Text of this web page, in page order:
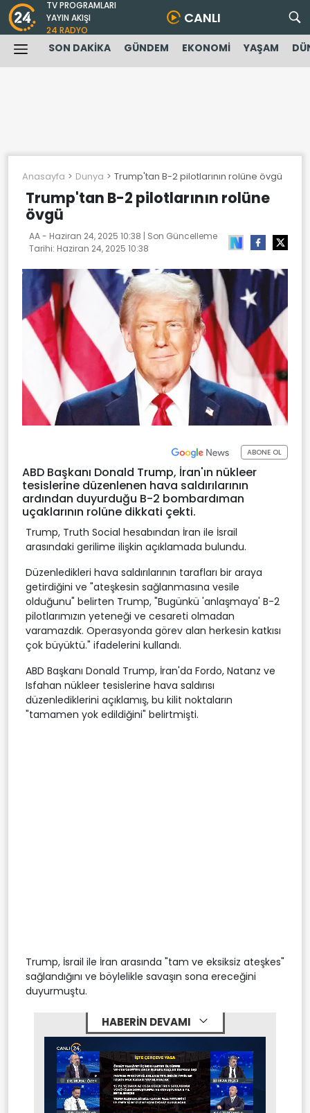
TV PROGRAMLARI
YAYIN AKIŞI
24 RADYO
CANLI
SON DAKİKA GÜNDEM EKONOMİ YAŞAM
Anasayfa Dunya Trump'tan B-2 pilotlarının rolüne övgü
Trump'tan B-2 pilotlarının rolüne
övgü
AA - Haziran 24, 2025 10:38 | Son Güncelleme
Tarihi: Haziran 24, 2025 10:38
ABONE OL
ABD Başkanı Donald Trump, İran'ın nükleer
tesislerine düzenlenen hava saldırılarının
ardından duyurduğu B-2 bombardıman
uçaklarının rolüne dikkati çekti.
Trump, Truth Social hesabından İran ile İsrail
arasındaki gerilime ilişkin açıklamada bulundu.
Düzenledikleri hava saldırılarının tarafları bir araya
getirdiğini ve "ateşkesin sağlanmasına vesile
olduğunu" belirten Trump, "Bugünkü 'anlaşmaya' B-2
pilotlarımızın yeteneği ve cesareti olmadan
varamazdık. Operasyonda görev alan herkesin katkısı
çok büyüktü." ifadelerini kullandı.
ABD Başkanı Donald Trump, İran'da Fordo, Natanz ve
Isfahan nükleer tesislerine hava saldırısı
düzenlediklerini açıklamış, bu kilit noktaların
"tamamen yok edildiğini" belirtmişti.
Trump, İsrail ile İran arasında "tam ve eksiksiz ateşkes"
sağlandığını ve böylelikle savaşın sona ereceğini
duyurmuştu.
HABERİN DEVAMI